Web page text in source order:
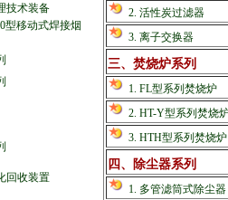
技术装备
移动式焊接烟
回收装置
2. 活性炭过滤器
3. 离子交换器
三、焚烧炉系列
1. FL型系列焚烧炉
2. HT-Y型系列焚烧
3. HTH型系列焚烧炉
四、除尘器系列
1. 多管滤筒式除尘器